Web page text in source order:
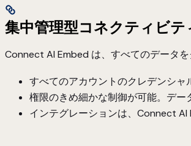
集中管理型コネクティビテ
Connect AI Embed は、すべてのデータ
すべてのアカウントのクレデンシャ
権限のきめ細かな制御が可能。デー
インテグレーションは、Connect AI